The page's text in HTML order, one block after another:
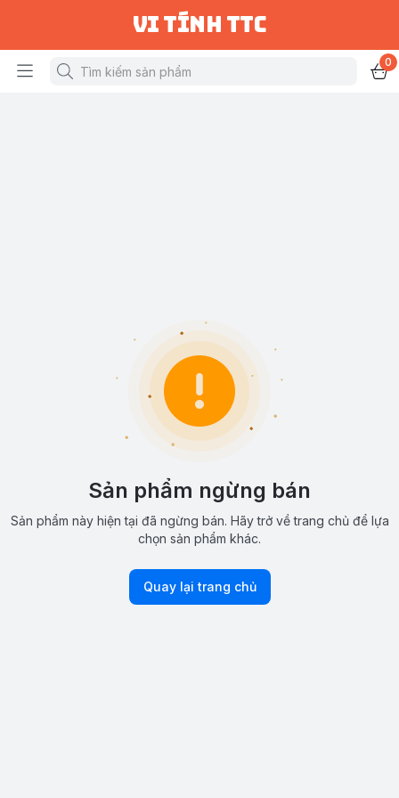
vi tính ttc
0
Sản phẩm ngừng bán
Sản phẩm này hiện tại đã ngừng bán. Hãy trở về trang chủ để lựa
chọn sản phẩm khác.
Quay lại trang chủ